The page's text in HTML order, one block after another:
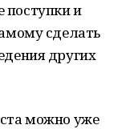
поступки и
сделать
других
можно уже